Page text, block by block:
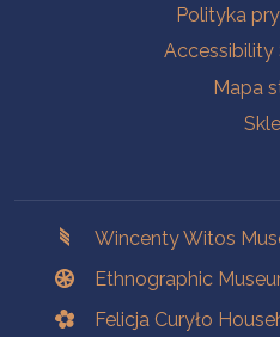
Polityka
Mapa
Wincenty Witos
Ethnographic
Felicja Curyło